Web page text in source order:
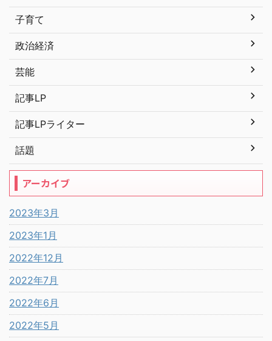
子育て
政治経済
芸能
記事LP
記事LPライター
話題
アーカイブ
2023年3月
2023年1月
2022年12月
2022年7月
2022年6月
2022年5月